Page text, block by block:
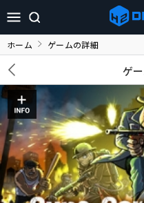
ホーム ゲームの詳細
ゲ